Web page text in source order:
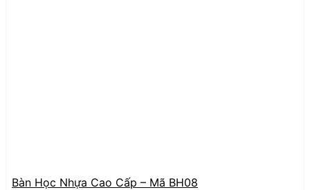
Bàn Học Nhựa Cao Cấp – Mã BH08